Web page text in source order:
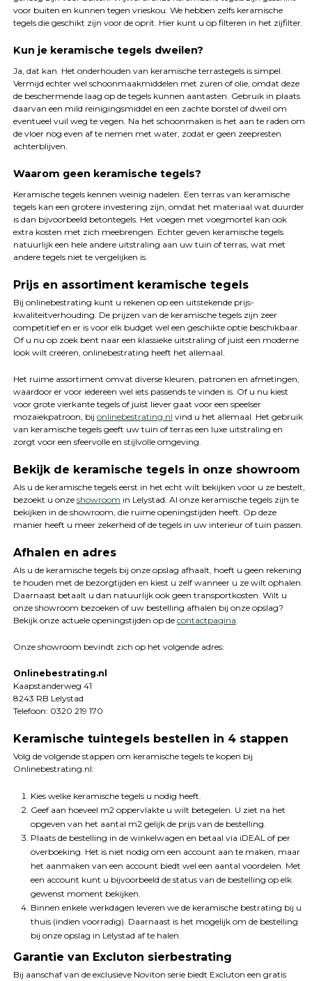
voor buiten en kunnen tegen vrieskou. We hebben zelfs keramische
tegels die geschikt zijn voor de oprit. Hier kunt u op filteren in het zijfilter.
Kun je keramische tegels dweilen?
Ja, dat kan. Het onderhouden van keramische terrastegels is simpel.
Vermijd echter wel schoonmaakmiddelen met zuren of olie, omdat deze
de beschermende laag op de tegels kunnen aantasten. Gebruik in plaats
daarvan een mild reinigingsmiddel en een zachte borstel of dweil om
eventueel vuil weg te vegen. Na het schoonmaken is het aan te raden om
de vloer nog even af te nemen met water, zodat er geen zeepresten
achterblijven.
Waarom geen keramische tegels?
Keramische tegels kennen weinig nadelen. Een terras van keramische
tegels kan een grotere investering zijn, omdat het materiaal wat duurder
is dan bijvoorbeeld betontegels. Het voegen met voegmortel kan ook
extra kosten met zich meebrengen. Echter geven keramische tegels
natuurlijk een hele andere uitstraling aan uw tuin of terras, wat met
andere tegels niet te vergelijken is.
Prijs en assortiment keramische tegels
Bij onlinebestrating kunt u rekenen op een uitstekende prijs-
kwaliteitverhouding. De prijzen van de keramische tegels zijn zeer
competitief en er is voor elk budget wel een geschikte optie beschikbaar.
Of u nu op zoek bent naar een klassieke uitstraling of juist een moderne
look wilt creëren, onlinebestrating heeft het allemaal.
Het ruime assortiment omvat diverse kleuren, patronen en afmetingen,
waardoor er voor iedereen wel iets passends te vinden is. Of u nu kiest
voor grote vierkante tegels of juist liever gaat voor een speelser
mozaïekpatroon, bij onlinebestrating.nl vind u het allemaal. Het gebruik
van keramische tegels geeft uw tuin of terras een luxe uitstraling en
zorgt voor een sfeervolle en stijlvolle omgeving.
Bekijk de keramische tegels in onze showroom
Als u de keramische tegels eerst in het echt wilt bekijken voor u ze bestelt,
bezoekt u onze showroom in Lelystad. Al onze keramische tegels zijn te
bekijken in de showroom, die ruime openingstijden heeft. Op deze
manier heeft u meer zekerheid of de tegels in uw interieur of tuin passen.
Afhalen en adres
Als u de keramische tegels bij onze opslag afhaalt, hoeft u geen rekening
te houden met de bezorgtijden en kiest u zelf wanneer u ze wilt ophalen.
Daarnaast betaalt u dan natuurlijk ook geen transportkosten. Wilt u
onze showroom bezoeken of uw bestelling afhalen bij onze opslag?
Bekijk onze actuele openingstijden op de contactpagina.
Onze showroom bevindt zich op het volgende adres:
Onlinebestrating.nl
Kaapstanderweg 41
8243 RB Lelystad
Telefoon: 0320 219 170
Keramische tuintegels bestellen in 4 stappen
Volg de volgende stappen om keramische tegels te kopen bij
Onlinebestrating.nl:
Kies welke keramische tegels u nodig heeft.
Geef aan hoeveel m2 oppervlakte u wilt betegelen. U ziet na het
opgeven van het aantal m2 gelijk de prijs van de bestelling.
Plaats de bestelling in de winkelwagen en betaal via iDEAL of per
overboeking. Het is niet nodig om een account aan te maken, maar
het aanmaken van een account biedt wel een aantal voordelen. Met
een account kunt u bijvoorbeeld de status van de bestelling op elk
gewenst moment bekijken.
Binnen enkele werkdagen leveren we de keramische bestrating bij u
thuis (indien voorradig). Daarnaast is het mogelijk om de bestelling
bij onze opslag in Lelystad af te halen.
Garantie van Excluton sierbestrating
Bij aanschaf van de exclusieve Noviton serie biedt Excluton een gratis